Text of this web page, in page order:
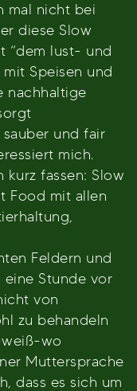
mal nicht bei
diese Slow
“dem lust- und
Speisen und
nachhaltige
und fair
mich.
kurz fassen: Slow
Food mit allen
Feldern und
eine Stunde vor
von
zu behandeln
wo
Muttersprache
dass es sich um